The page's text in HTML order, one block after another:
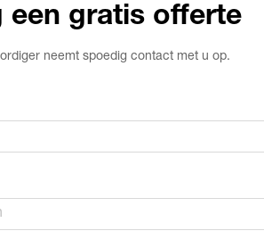
een gratis offerte
neemt spoedig contact met u op.